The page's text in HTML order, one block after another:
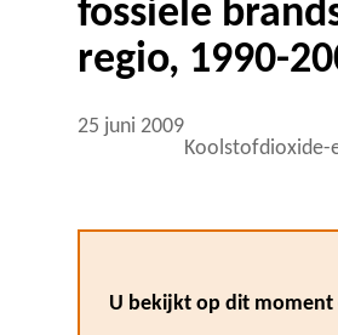
fossiele
regio, 1990-
25 juni 2009
Koolstofdioxide-
U bekijkt op dit moment